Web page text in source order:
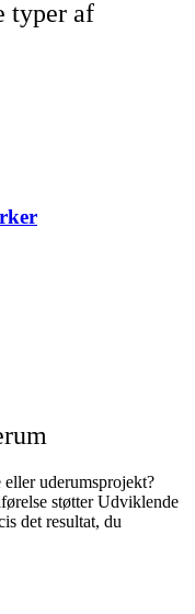
typer af
uderumsprojekt?
støtter Udviklende
det resultat, du